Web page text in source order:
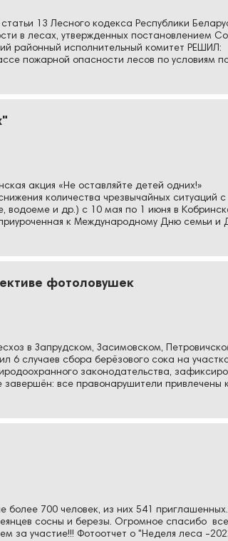
13 Лесного кодекса Республики
в лесах, утвержденных постановлением
районный исполнительный комитет
пожарной опасности лесов по условиям
акция «Не оставляйте детей одних!»
количества чрезвычайных ситуаций
водоеме и др.) с 10 мая по 1 июня в
приуроченная к Международному Дню семьи
фотоловушек
в Запрудском, Засимовском,
6 случаев сбора берёзового сока на
законодательства,
все правонарушители привлечены
более 700 человек, из них 541
сосны и березы. Огромное спасибо
за участие!!! Фотоотчет о "Неделя леса -